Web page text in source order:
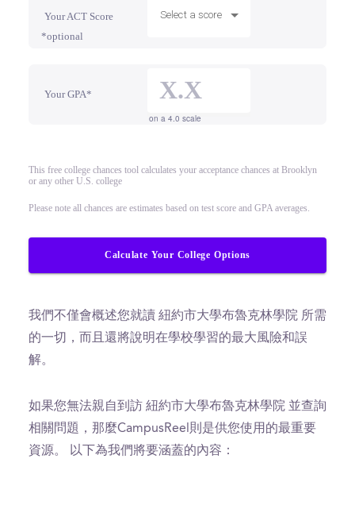
Your ACT Score
*optional
Select a score
Your GPA*
on a 4.0 scale
This free college chances tool calculates your acceptance chances at Brooklyn
or any other U.S. college
Please note all chances are estimates based on test score and GPA averages.
Calculate Your College Options
我們不僅會概述您就讀 紐約市大學布魯克林學院 所需
的一切，而且還將說明在學校學習的最大風險和誤
解。
如果您無法親自到訪 紐約市大學布魯克林學院 並查詢
相關問題，那麼CampusReel則是供您使用的最重要
資源。 以下為我們將要涵蓋的內容：